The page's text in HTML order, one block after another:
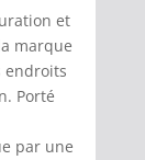
et
marque
endroits
Porté
par une